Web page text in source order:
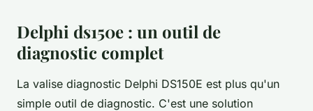
Delphi ds150e : un outil de
diagnostic complet
La valise diagnostic Delphi DS150E est plus qu'un
simple outil de diagnostic. C'est une solution